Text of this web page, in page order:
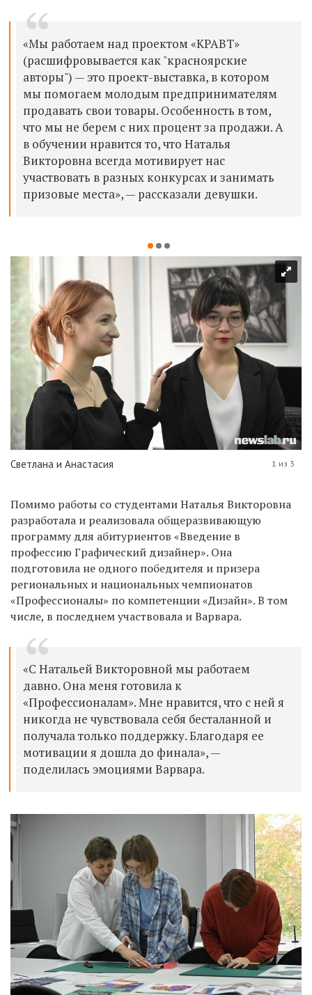
«Мы работаем над проектом «КРАВТ»
(расшифровывается как "красноярские
авторы") — это проект-выставка, в котором
мы помогаем молодым предпринимателям
продавать свои товары. Особенность в том,
что мы не берем с них процент за продажи. А
в обучении нравится то, что Наталья
Викторовна всегда мотивирует нас
участвовать в разных конкурсах и занимать
призовые места», — рассказали девушки.
Светлана и Анастасия 1 из 3
Помимо работы со студентами Наталья Викторовна
разработала и реализовала общеразвивающую
программу для абитуриентов «Введение в
профессию Графический дизайнер». Она
подготовила не одного победителя и призера
региональных и национальных чемпионатов
«Профессионалы» по компетенции «Дизайн». В том
числе, в последнем участвовала и Варвара.
«С Натальей Викторовной мы работаем
давно. Она меня готовила к
«Профессионалам». Мне нравится, что с ней я
никогда не чувствовала себя бесталанной и
получала только поддержку. Благодаря ее
мотивации я дошла до финала», —
поделилась эмоциями Варвара.